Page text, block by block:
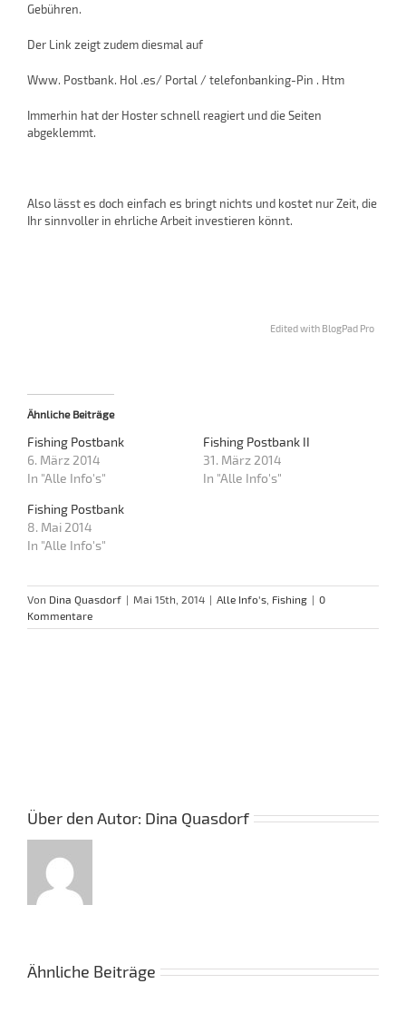
Gebühren.
Der Link zeigt zudem diesmal auf
Www. Postbank. Hol .es/ Portal / telefonbanking-Pin . Htm
Immerhin hat der Hoster schnell reagiert und die Seiten
abgeklemmt.
Also lässt es doch einfach es bringt nichts und kostet nur Zeit, die
Ihr sinnvoller in ehrliche Arbeit investieren könnt.
Edited with BlogPad Pro
Ähnliche Beiträge
Fishing Postbank
6. März 2014
In "Alle Info's"
Fishing Postbank II
31. März 2014
In "Alle Info's"
Fishing Postbank
8. Mai 2014
In "Alle Info's"
Von Dina Quasdorf | Mai 15th, 2014 | Alle Info's Fishing | 0
Kommentare
Über den Autor: Dina Quasdorf
Ähnliche Beiträge